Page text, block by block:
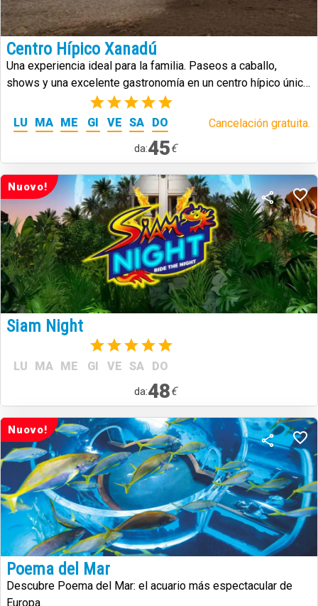
Centro Hípico Xanadú
Una experiencia ideal para la familia. Paseos a caballo,
shows y una excelente gastronomía en un centro hípico único
(1)
LU MA ME GI VE SA DO Cancelación gratuita.
da:45€
Nuovo!
Siam Night
(1)
LU MA ME GI VE SA DO
da:48€
Nuovo!
Poema del Mar
Descubre Poema del Mar: el acuario más espectacular de
Europa.